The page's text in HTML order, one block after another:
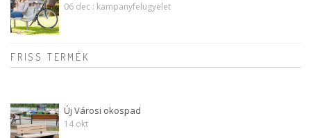
06 dec : kampanyfelugyelet
FRISS TERMÉK
Új Városi okospad
14 okt